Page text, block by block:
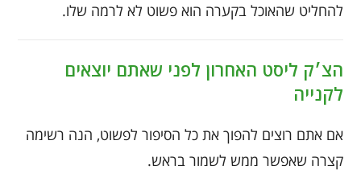
להחליט שהאוכל בקערה הוא פשוט לא לרמה שלו.
הצ׳ק ליסט האחרון לפני שאתם יוצאים
לקנייה
אם אתם רוצים להפוך את כל הסיפור לפשוט, הנה רשימה
קצרה שאפשר ממש לשמור בראש.